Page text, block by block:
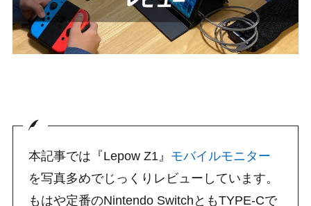
本記事では『Lepow Z1』 モバイルモニター
を写真多めでじっくりレビューしています。
もはや定番のNintendo SwitchともTYPE-Cで